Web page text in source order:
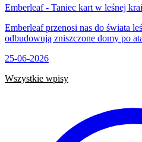
Emberleaf - Taniec kart w leśnej
Emberleaf przenosi nas do świata
odbudowują zniszczone domy po
25-06-2026
Wszystkie wpisy